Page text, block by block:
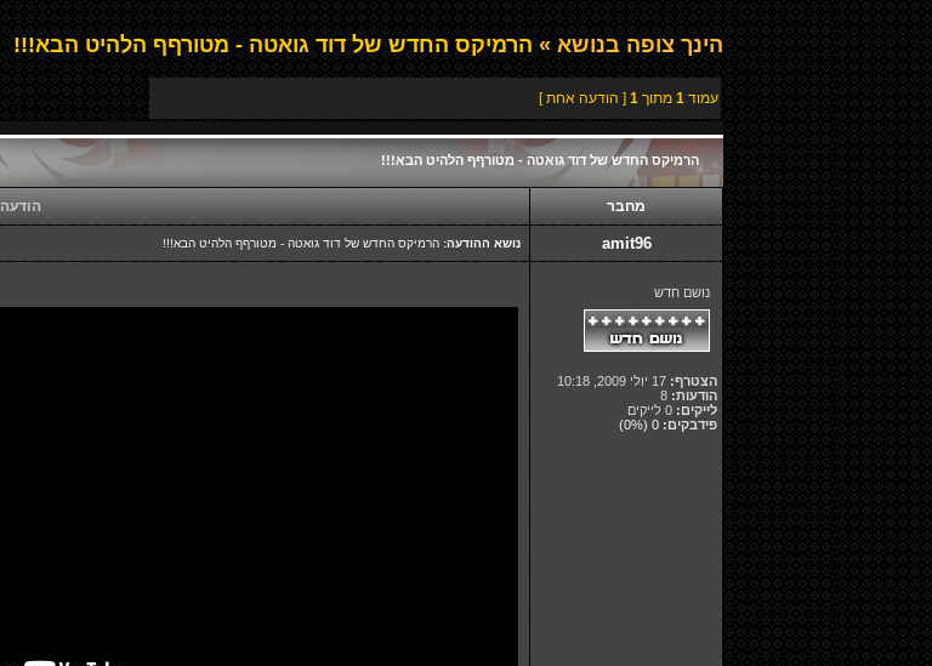
הינך צופה בנושא » הרמיקס החדש של דוד גואטה - מטורףף הלהיט הבא!!!
עמוד 1 מתוך 1 [ הודעה אחת ]
הרמיקס החדש של דוד גואטה - מטורףף הלהיט הבא!!!
מחבר הודעה
amit96 נושא ההודעה: הרמיקס החדש של דוד גואטה - מטורףף הלהיט הבא!!!
נושם חדש
הצטרף:
הודעות:
לייקים:
פידבקים: 0
(0%)